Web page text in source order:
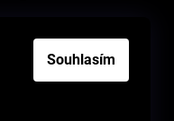
Souhlasím
od smlouvy